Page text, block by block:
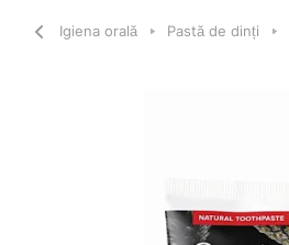
Igiena orală Pastă de dinți